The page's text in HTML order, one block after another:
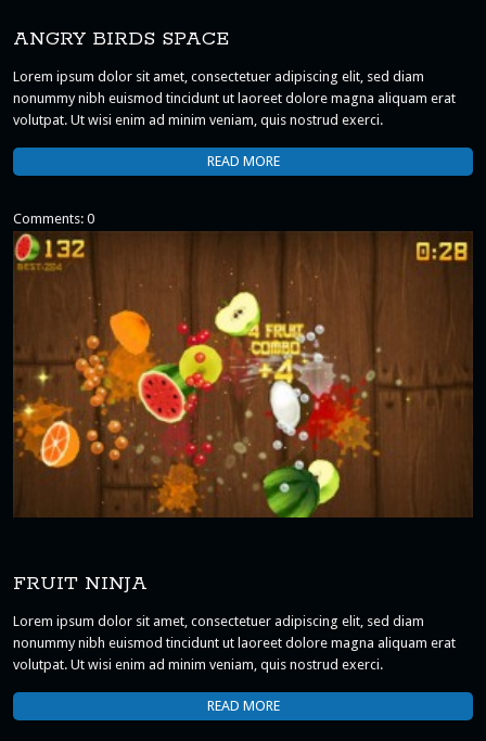
ANGRY BIRDS SPACE
Lorem ipsum dolor sit amet, consectetuer adipiscing elit, sed diam
nonummy nibh euismod tincidunt ut laoreet dolore magna aliquam erat
volutpat. Ut wisi enim ad minim veniam, quis nostrud exerci.
READ MORE
Comments: 0
FRUIT NINJA
Lorem ipsum dolor sit amet, consectetuer adipiscing elit, sed diam
nonummy nibh euismod tincidunt ut laoreet dolore magna aliquam erat
volutpat. Ut wisi enim ad minim veniam, quis nostrud exerci.
READ MORE